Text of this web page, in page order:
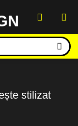
stilizat